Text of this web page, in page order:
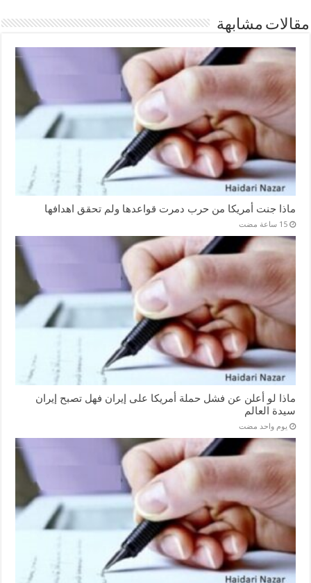
مقالات مشابهة
ماذا جنت أمريكا من حرب دمرت قواعدها ولم تحقق اهدافها
‏15 ساعة مضت
ماذا لو أعلن عن فشل حملة أمريكا على إيران فهل تصبح إيران
سيدة العالم
‏يوم واحد مضت